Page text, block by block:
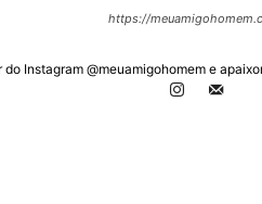
https://
do Instagram @meuamigohomem e